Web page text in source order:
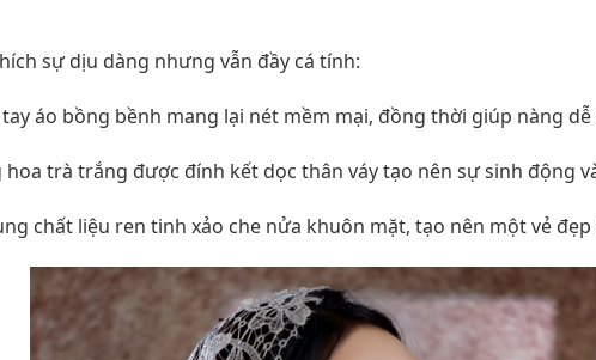
sự dịu dàng nhưng vẫn đầy cá tính:
tay áo bồng bềnh mang lại nét mềm mại, đồng thời giúp nàng
trà trắng được đính kết dọc thân váy tạo nên sự sinh động
chất liệu ren tinh xảo che nửa khuôn mặt, tạo nên một vẻ